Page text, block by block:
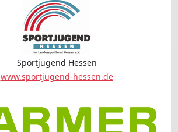
Sportjugend Hessen
www.sportjugend-hessen.de